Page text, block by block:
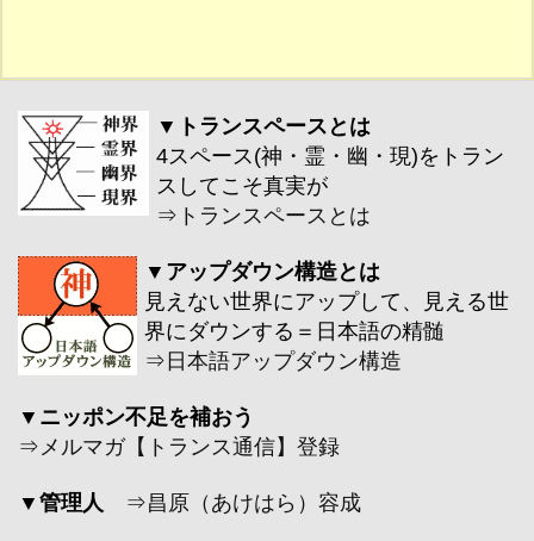
▼トランスペースとは
4スペース(神・霊・幽・現)をトラン
スしてこそ真実が
⇒ トランスペースとは
▼アップダウン構造とは
見えない世界にアップして、見える世
界にダウンする＝日本語の精髄
⇒日本語アップダウン構造
▼ニッポン不足を補おう
⇒ メルマガ【トランス通信】登録
▼管理人 ⇒昌原（あけはら）容成